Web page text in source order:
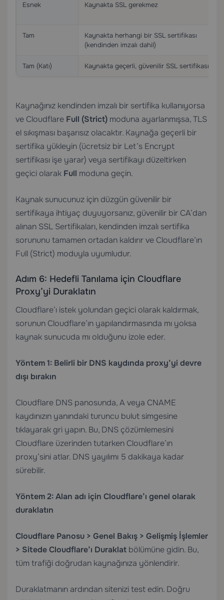
Esnek Kaynakta SSL gerekmez
Tam
Kaynakta herhangi bir SSL sertifikası
(kendinden imzalı dahil)
Tam (Katı) Kaynakta geçerli, güvenilir SSL sertifikası
Kaynağınız kendinden imzalı bir sertifika kullanıyorsa
ve Cloudflare Full (Strict) moduna ayarlanmışsa, TLS
el sıkışması başarısız olacaktır. Kaynağa geçerli bir
sertifika yükleyin (ücretsiz bir Let’s Encrypt
sertifikası işe yarar) veya sertifikayı düzeltirken
geçici olarak Full moduna geçin.
Kaynak sunucunuz için düzgün güvenilir bir
sertifikaya ihtiyaç duyuyorsanız, güvenilir bir CA’dan
alınan SSL Sertifikaları, kendinden imzalı sertifika
sorununu tamamen ortadan kaldırır ve Cloudflare’ın
Full (Strict) moduyla uyumludur.
Adım 6: Hedefli Tanılama için Cloudflare
Proxy’yi Duraklatın
Cloudflare’ı istek yolundan geçici olarak kaldırmak,
sorunun Cloudflare’ın yapılandırmasında mı yoksa
kaynak sunucuda mı olduğunu izole eder.
Yöntem 1: Belirli bir DNS kaydında proxy’yi devre
dışı bırakın
Cloudflare DNS panosunda, A veya CNAME
kaydınızın yanındaki turuncu bulut simgesine
tıklayarak gri yapın. Bu, DNS çözümlemesini
Cloudflare üzerinden tutarken Cloudflare’ın
proxy’sini atlar. DNS yayılımı 5 dakikaya kadar
sürebilir.
Yöntem 2: Alan adı için Cloudflare’ı genel olarak
duraklatın
Cloudflare Panosu > Genel Bakış > Gelişmiş İşlemler
> Sitede Cloudflare’ı Duraklat bölümüne gidin. Bu,
tüm trafiği doğrudan kaynağınıza yönlendirir.
Duraklatmanın ardından sitenizi test edin. Doğru